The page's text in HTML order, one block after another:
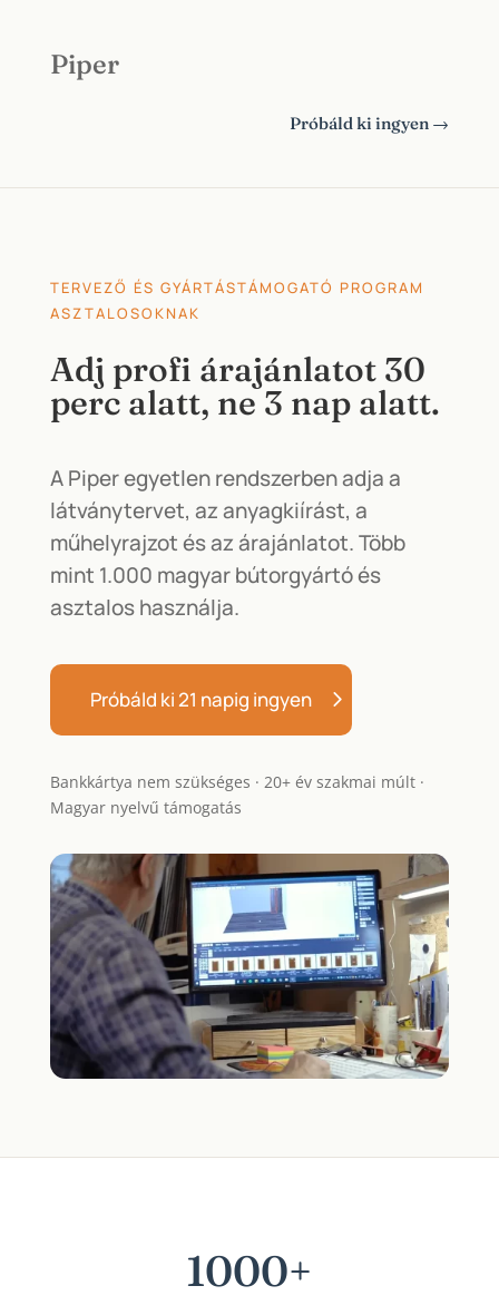
Piper
Próbáld ki ingyen →
TERVEZŐ ÉS GYÁRTÁSTÁMOGATÓ PROGRAM
ASZTALOSOKNAK
Adj profi árajánlatot 30
perc alatt, ne 3 nap alatt.
A Piper egyetlen rendszerben adja a
látványtervet, az anyagkiírást, a
műhelyrajzot és az árajánlatot. Több
mint 1.000 magyar bútorgyártó és
asztalos használja.
Próbáld ki 21 napig ingyen
Bankkártya nem szükséges · 20+ év szakmai múlt ·
Magyar nyelvű támogatás
1000+